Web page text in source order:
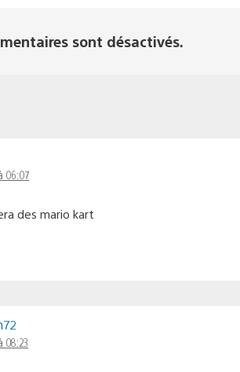
sont désactivés.
06:07
des mario kart
08:23